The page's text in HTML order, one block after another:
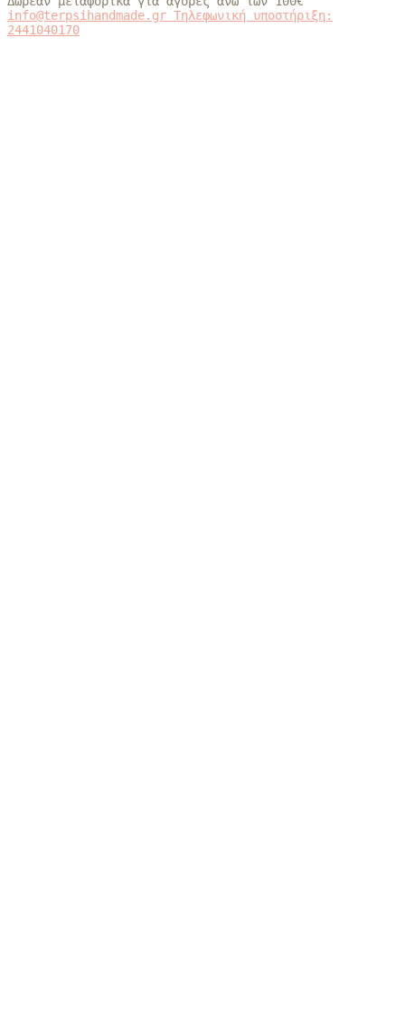
info@terpsihandmade.gr Τηλεφωνική υποστήριξη:
2441040170